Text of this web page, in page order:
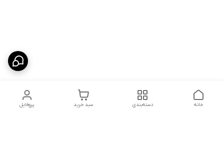
پروفایل سبد خرید دسته‌بندی خانه